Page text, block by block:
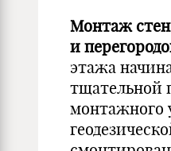
Монтаж
и
этажа
тщательной
монтажного